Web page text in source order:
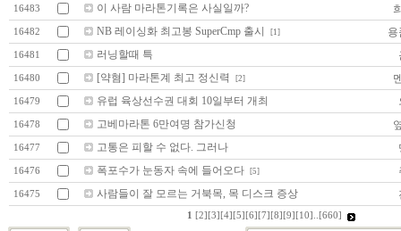
16483 이 사람 마라톤기록은 사실일까?
16482 NB 레이싱화 최고봉 SuperCmp 출시 [1] 용
16481 러닝할때 특
16480 [약혐] 마라톤계 최고 정신력 [2]
16479 유럽 육상선수권 대회 10일부터 개최
16478 고베마라톤 6만여명 참가신청
16477 고통은 피할 수 없다. 그러나
16476 폭포수가 눈동자 속에 들어오다 [5]
16475 사람들이 잘 모르는 거북목, 목 디스크 증상
1 [2] [3] [4] [5] [6] [7] [8] [9] [10] [660]